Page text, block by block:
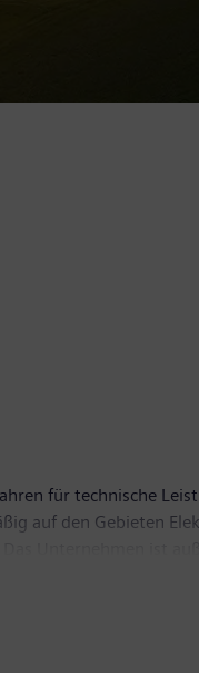
für technische
auf den Gebieten
,